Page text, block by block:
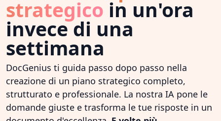
strategico in un'ora
invece di una
settimana
DocGenius ti guida passo dopo passo nella
creazione di un piano strategico completo,
strutturato e professionale. La nostra IA pone le
domande giuste e trasforma le tue risposte in un